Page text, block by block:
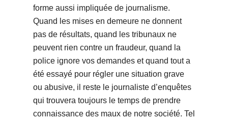
forme aussi impliquée de journalisme.
Quand les mises en demeure ne donnent
pas de résultats, quand les tribunaux ne
peuvent rien contre un fraudeur, quand la
police ignore vos demandes et quand tout a
été essayé pour régler une situation grave
ou abusive, il reste le journaliste d’enquêtes
qui trouvera toujours le temps de prendre
connaissance des maux de notre société. Tel